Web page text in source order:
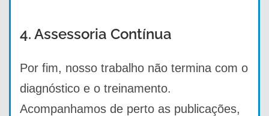
4. Assessoria Contínua
Por fim, nosso trabalho não termina com o
diagnóstico e o treinamento.
Acompanhamos de perto as publicações,